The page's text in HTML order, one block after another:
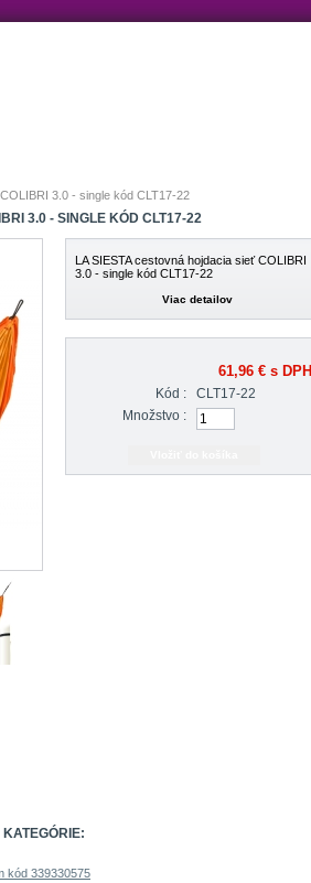
3.0 - single kód CLT17-22
3.0 - SINGLE KÓD CLT17-22
LA SIESTA cestovná hojdacia sieť COLIBRI
3.0 - single kód CLT17-22
Viac detailov
61,96 €s DPH
Kód :
CLT17-22
Množstvo :